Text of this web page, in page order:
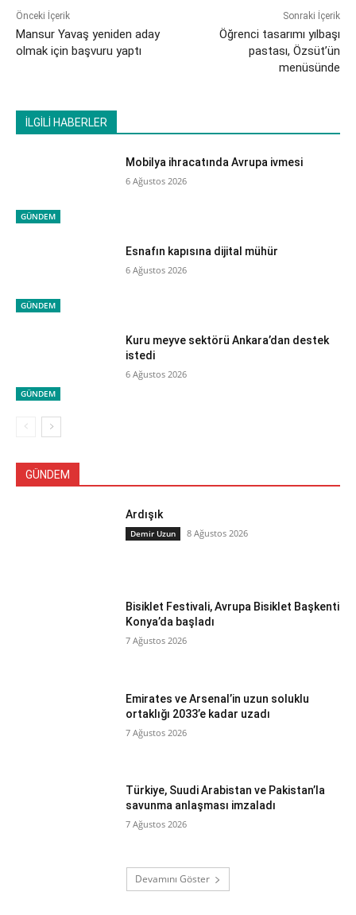
Önceki İçerik
Mansur Yavaş yeniden aday
olmak için başvuru yaptı
Sonraki İçerik
Öğrenci tasarımı yılbaşı
pastası, Özsüt’ün
menüsünde
İLGİLİ HABERLER
GÜNDEM
Mobilya ihracatında Avrupa ivmesi
6 Ağustos 2026
GÜNDEM
Esnafın kapısına dijital mühür
6 Ağustos 2026
GÜNDEM
Kuru meyve sektörü Ankara’dan destek
istedi
6 Ağustos 2026
GÜNDEM
Ardışık
Demir Uzun 8 Ağustos 2026
Bisiklet Festivali, Avrupa Bisiklet Başkenti
Konya’da başladı
7 Ağustos 2026
Emirates ve Arsenal’in uzun soluklu
ortaklığı 2033’e kadar uzadı
7 Ağustos 2026
Türkiye, Suudi Arabistan ve Pakistan’la
savunma anlaşması imzaladı
7 Ağustos 2026
Devamını Göster